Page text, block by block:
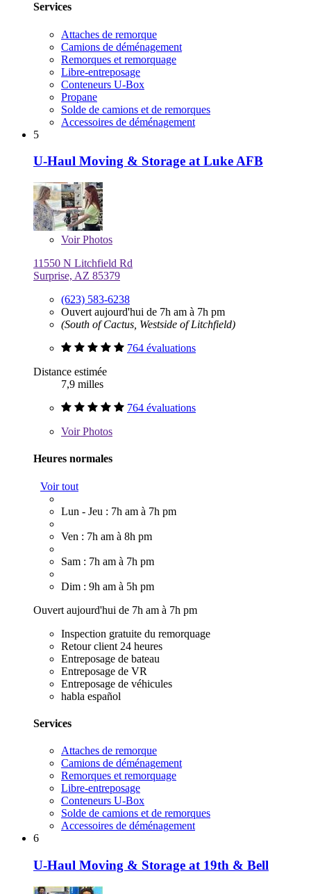
Services
Attaches de remorque
Camions de déménagement
Remorques et remorquage
Libre-entreposage
Conteneurs U-Box
Propane
Solde de camions et de remorques
Accessoires de déménagement
5
U-Haul Moving & Storage at Luke AFB
VoirPhotos
11550 N Litchfield Rd
Surprise, AZ 85379
(623) 583-6238
Ouvert aujourd'hui de 7h am à 7h pm
(South of Cactus, Westside of Litchfield)
764 évaluations
Distance estimée
7,9 milles
764 évaluations
VoirPhotos
Heures normales
Voir tout
Lun - Jeu : 7h am à 7h pm
Ven : 7h am à 8h pm
Sam : 7h am à 7h pm
Dim : 9h am à 5h pm
Ouvert aujourd'hui de 7h am à 7h pm
Inspection gratuite du remorquage
Retour client 24 heures
Entreposage de bateau
Entreposage de VR
Entreposage de véhicules
habla español
Services
Attaches de remorque
Camions de déménagement
Remorques et remorquage
Libre-entreposage
Conteneurs U-Box
Solde de camions et de remorques
Accessoires de déménagement
6
U-Haul Moving & Storage at 19th & Bell